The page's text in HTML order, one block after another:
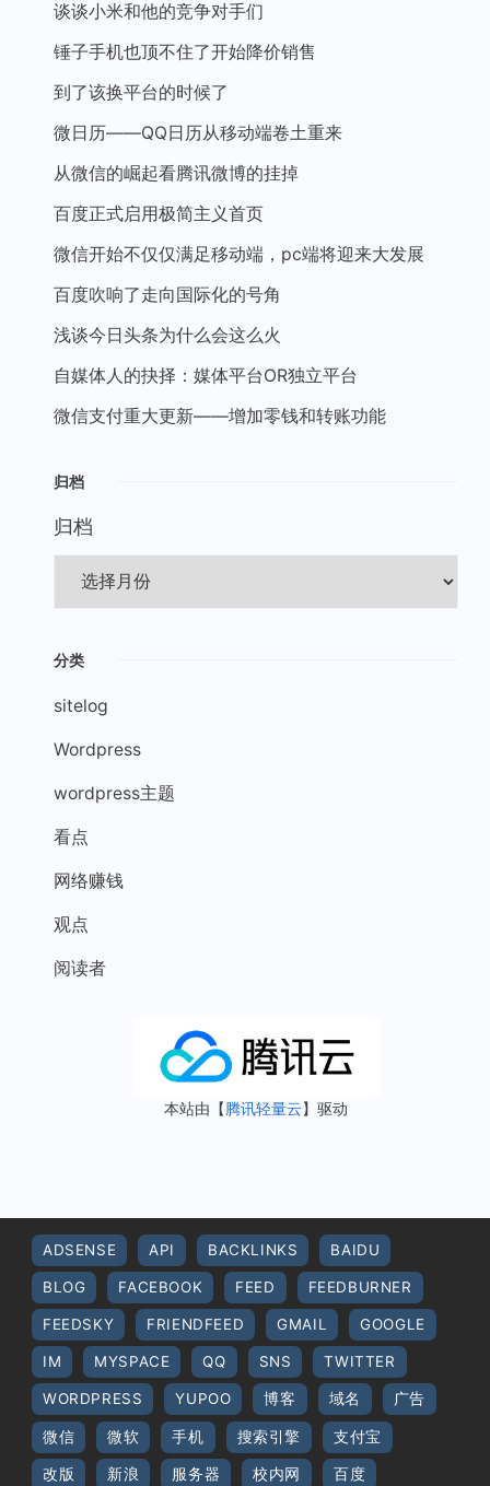
谈谈小米和他的竞争对手们
锤子手机也顶不住了开始降价销售
到了该换平台的时候了
微日历——QQ日历从移动端卷土重来
从微信的崛起看腾讯微博的挂掉
百度正式启用极简主义首页
微信开始不仅仅满足移动端，pc端将迎来大发展
百度吹响了走向国际化的号角
浅谈今日头条为什么会这么火
自媒体人的抉择：媒体平台OR独立平台
微信支付重大更新——增加零钱和转账功能
归档
归档
分类
sitelog
Wordpress
wordpress主题
看点
网络赚钱
观点
阅读者
本站由【腾讯轻量云】驱动
ADSENSE API BACKLINKS BAIDU
BLOG FACEBOOK FEED FEEDBURNER
FEEDSKY FRIENDFEED GMAIL GOOGLE
IM MYSPACE QQ SNS TWITTER
WORDPRESS YUPOO 博客 域名 广告
微信 微软 手机 搜索引擎 支付宝
改版 新浪 服务器 校内网 百度